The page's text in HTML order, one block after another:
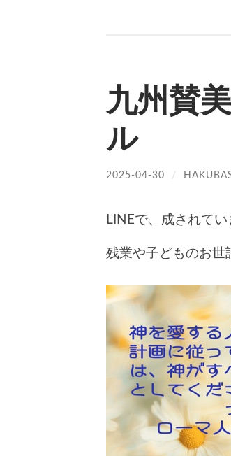
九州賛
ル
2025-04-30 /
LINEで、成されてい
残業や子どものお世